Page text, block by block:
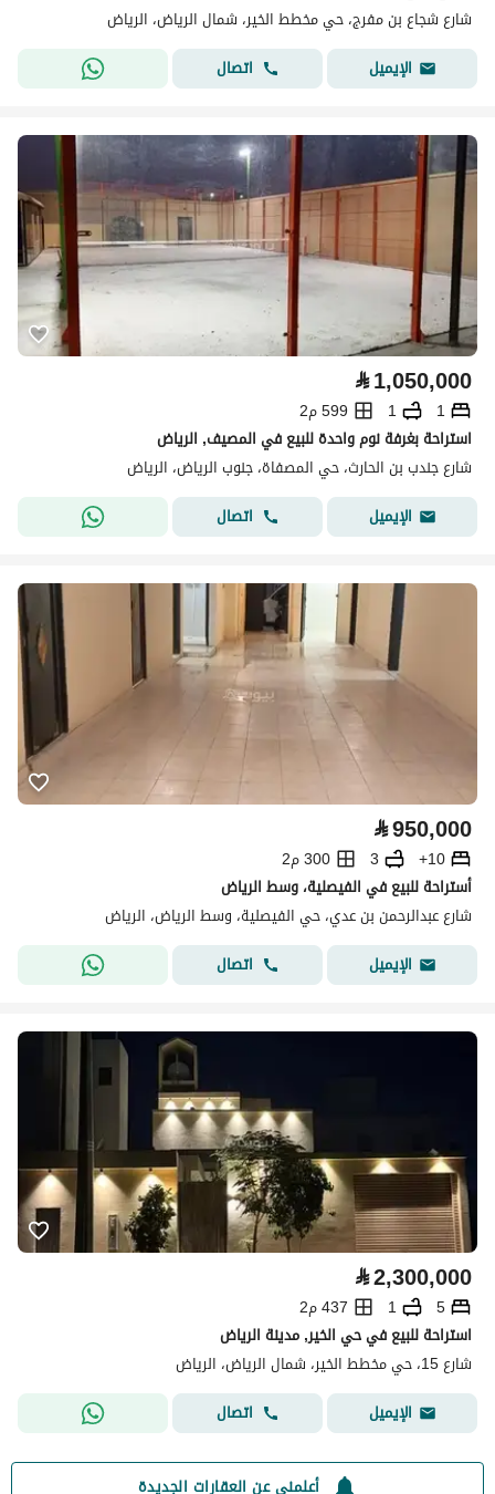
شارع شجاع بن مفرج، حي مخطط الخير، شمال الرياض، الرياض
الإيميل
اتصال
⃁1,050,000
1
1
599 م2
استراحة بغرفة نوم واحدة للبيع في المصيف, الرياض
شارع جندب بن الحارث، حي المصفاة، جنوب الرياض، الرياض
الإيميل
اتصال
⃁950,000
10+
3
300 م2
أستراحة للبيع في الفيصلية، وسط الرياض
شارع عبدالرحمن بن عدي، حي الفيصلية، وسط الرياض، الرياض
الإيميل
اتصال
⃁2,300,000
5
1
437 م2
استراحة للبيع في حي الخير, مدينة الرياض
شارع 15، حي مخطط الخير، شمال الرياض، الرياض
الإيميل
اتصال
أعلمني عن العقارات الجديدة